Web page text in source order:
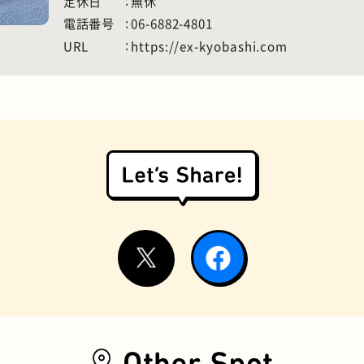
握り寿司
電話番号
06-6882-4801
URL
https://ex-kyobashi.com